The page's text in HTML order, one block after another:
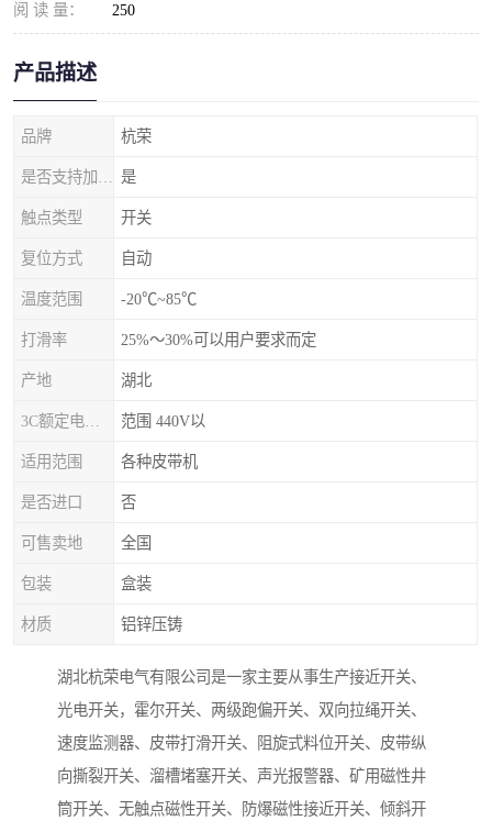
阅 读 量： 250
产品描述
品牌 杭荣
是
触点类型 开关
复位方式 自动
温度范围 -20℃~85℃
打滑率 25%～30%可以用户要求而定
产地 湖北
范围 440V以
适用范围 各种皮带机
是否进口 否
可售卖地 全国
包装 盒装
材质 铝锌压铸
湖北杭荣电气有限公司是一家主要从事生产接近开关、
光电开关，霍尔开关、两级跑偏开关、双向拉绳开关、
速度监测器、皮带打滑开关、阻旋式料位开关、皮带纵
向撕裂开关、溜槽堵塞开关、声光报警器、矿用磁性井
筒开关、无触点磁性开关、防爆磁性接近开关、倾斜开